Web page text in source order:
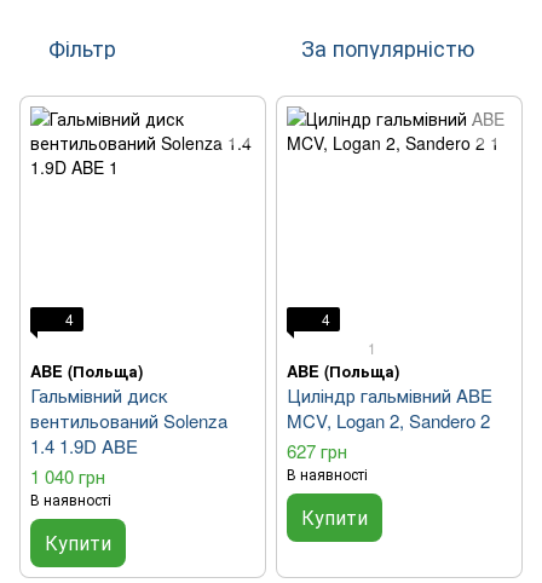
Фільтр За популярністю
4
ABE (Польща)
Гальмівний диск
вентильований Solenza
1.4 1.9D ABE
1 040 грн
В наявності
Купити
4
1
ABE (Польща)
Циліндр гальмівний ABE
MCV, Logan 2, Sandero 2
627 грн
В наявності
Купити